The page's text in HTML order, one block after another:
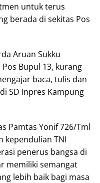
untuk terus
berada di sekitas Pos
Aruan Sukku
Bupul 13, kurang
baca, tulis dan
SD Inpres Kampung
Pamtas Yonif 726/Tml
kependulian TNI
penerus bangsa di
memiliki semangat
lebih baik bagi masa